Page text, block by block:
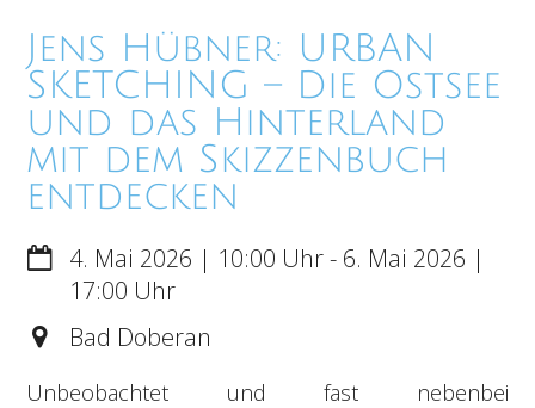
Jens Hübner: URBAN
SKETCHING – Die Ostsee
und das Hinterland
mit dem Skizzenbuch
entdecken
4. Mai 2026 10:00 - 6. Mai 2026
17:00
Bad Doberan
Unbeobachtet und fast nebenbei